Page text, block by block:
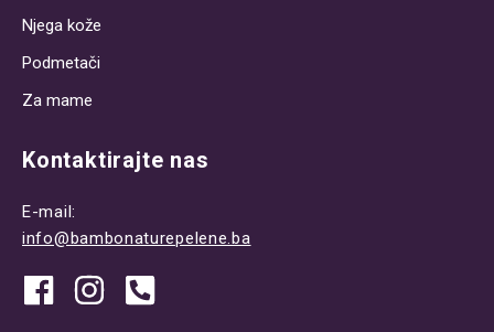
Njega kože
Podmetači
Za mame
Kontaktirajte nas
E-mail:
info@bambonaturepelene.ba